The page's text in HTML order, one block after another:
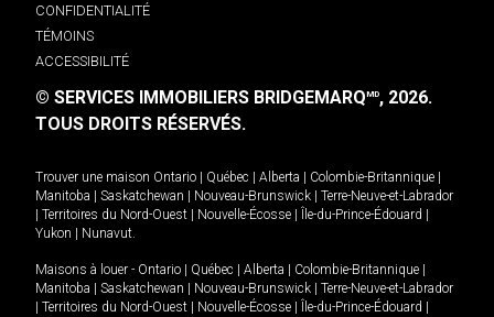
CONFIDENTIALITÉ
TÉMOINS
ACCESSIBILITÉ
© SERVICES IMMOBILIERS BRIDGEMARQMD, 2026.
TOUS DROITS RÉSERVÉS.
Trouver une maison Ontario Québec Alberta Colombie-Britannique
Manitoba
Saskatchewan Nouveau-Brunswick
Terre-Neuve-et-Labrador
Territoires du Nord-Ouest Nouvelle-Écosse Île-du-Prince-Édouard
Yukon
Nunavut.
Maisons à louer - Ontario Québec Alberta Colombie-Britannique
Manitoba
Saskatchewan Nouveau-Brunswick
Terre-Neuve-et-Labrador
Territoires du Nord-Ouest Nouvelle-Écosse Île-du-Prince-Édouard